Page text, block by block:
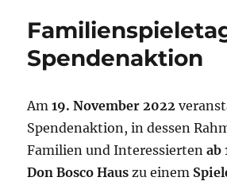
Spendenaktion
Am19. November 2022
Spendenaktion, in dessen
Familien und Interessiertenab
Don Bosco Haus zu einem